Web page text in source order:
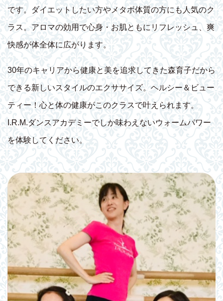
です。ダイエットしたい方やメタボ体質の方にも人気のク
ラス。アロマの効用で心身・お肌ともにリフレッシュ、爽
快感が体全体に広がります。
30年のキャリアから健康と美を追求してきた森育子だから
できる新しいスタイルのエクササイズ。ヘルシー＆ビュー
ティー！心と体の健康がこのクラスで叶えられます。
I.R.M.ダンスアカデミーでしか味わえないウォームパワー
を体験してください。